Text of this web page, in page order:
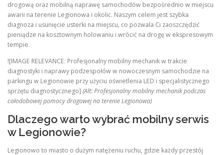
drogową oraz mobilną naprawę samochodów bezpośrednio w miejscu
awarii na terenie Legionowa i okolic. Naszym celem jest szybka
diagnoza i usunięcie usterki na miejscu, co pozwala Ci zaoszczędzić
pieniądze na kosztownym holowaniu i wrócić na drogę w ekspresowym
tempie.
![IMAGE RELEVANCE: Profesjonalny mobilny mechanik w trakcie
diagnostyki i naprawy podzespołów w nowoczesnym samochodzie na
parkingu w Legionowie przy użyciu oświetlenia LED i specjalistycznego
sprzętu diagnostycznego] (Alt: Profesjonalny mobilny mechanik podczas
całodobowej pomocy drogowej na terenie Legionowa)
Dlaczego warto wybrać mobilny serwis
w Legionowie?
Legionowo to miasto o dużym natężeniu ruchu, gdzie każdy przestój